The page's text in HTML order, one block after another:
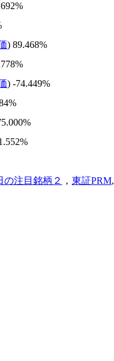
) 89.468%
) -74.449%
の注目銘柄２ ， 東証PRM,